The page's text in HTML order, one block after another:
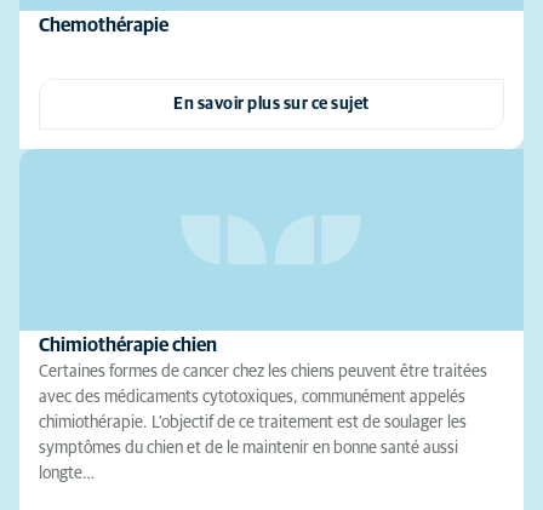
Chemothérapie
En savoir plus sur ce sujet
Chimiothérapie chien
Certaines formes de cancer chez les chiens peuvent être traitées
avec des médicaments cytotoxiques, communément appelés
chimiothérapie. L'objectif de ce traitement est de soulager les
symptômes du chien et de le maintenir en bonne santé aussi
longte…